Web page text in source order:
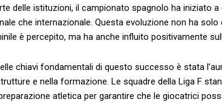
delle istituzioni, ‍il‍ campionato spagnolo ⁤ha iniziato a
che internazionale. Questa evoluzione non ha
è percepito, ma ha anche influito positivamente
chiavi fondamentali di questo successo è stata
e‌ nella formazione. Le squadre della Liga F
atletica per garantire che le giocatrici